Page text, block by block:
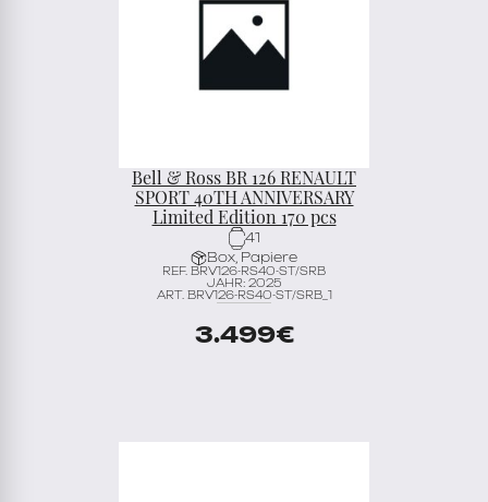
Bell & Ross BR 126 RENAULT
SPORT 40TH ANNIVERSARY
Limited Edition 170 pcs
41
Box, Papiere
REF. BRV126-RS40-ST/SRB
JAHR: 2025
ART. BRV126-RS40-ST/SRB_1
3.499€